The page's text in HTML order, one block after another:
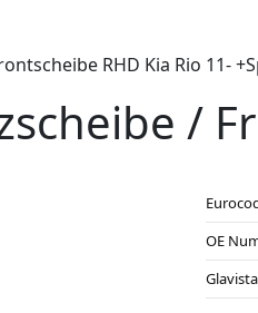
RHD Kia Rio 11-
/
OE